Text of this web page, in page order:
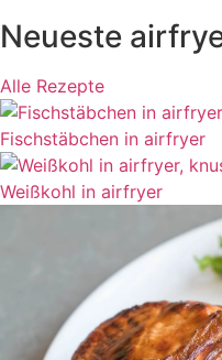
Neueste
Alle Rezepte
Fischstäbchen in airfryer
Weißkohl in airfryer